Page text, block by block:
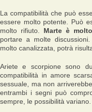
La compatibilità che può
essere molto potente. Può
molto rifiuto. Marte è
portare a molte
molto canalizzata, potrà
Ariete e scorpione sono
compatibilità in amore
sessuale, ma non
entrambi i segni può
sempre, le possibilità variano.